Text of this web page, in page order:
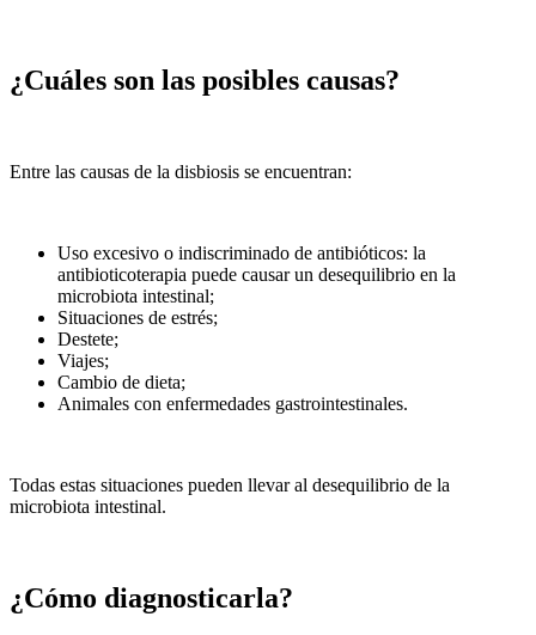
¿Cuáles son las posibles causas?
Entre las causas de la disbiosis se encuentran:
Uso excesivo o indiscriminado de antibióticos: la
antibioticoterapia puede causar un desequilibrio en la
microbiota intestinal;
Situaciones de estrés;
Destete;
Viajes;
Cambio de dieta;
Animales con enfermedades gastrointestinales.
Todas estas situaciones pueden llevar al desequilibrio de la
microbiota intestinal.
¿Cómo diagnosticarla?